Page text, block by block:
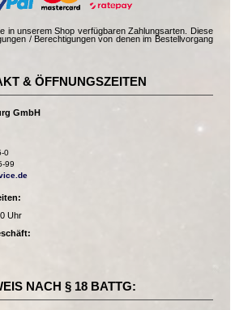
in unserem Shop verfügbaren Zahlungsarten. Diese
/ Berechtigungen von denen im Bestellvorgang
& ÖFFNUNGSZEITEN
GmbH
0
99
Uhr
NACH § 18 BATTG: